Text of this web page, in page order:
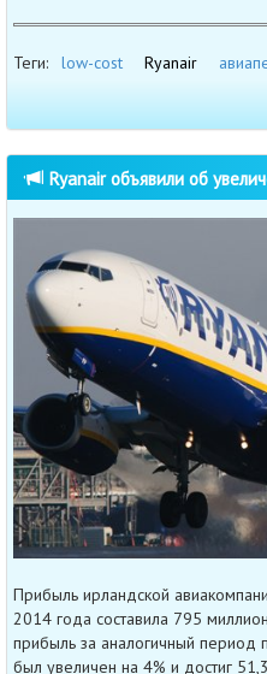
Теги: low-cost Ryanair
Ryanair объявили об
Прибыль ирландской
2014 года составила 795
прибыль за аналогичный период
был увеличен на 4% и достиг